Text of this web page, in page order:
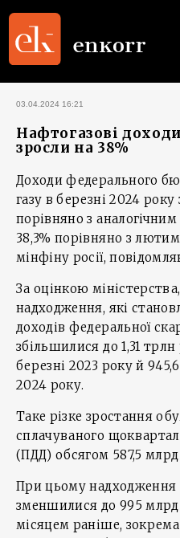
03.04.2024 16:21
Нафтогазові доходи
зросли на 38%
Доходи федерального
газу в березні 2024
порівняно з
38,3% порівняно з
мінфіну росії,
За оцінкою
надходження, які
доходів федеральної
збільшилися до 1,31
березні 2023 року й
2024 року.
Таке різке зростання
сплачуваного
(ПДД) обсягом 587,5 млрд
При цьому надходження
зменшилися до 995 млрд
місяцем раніше,